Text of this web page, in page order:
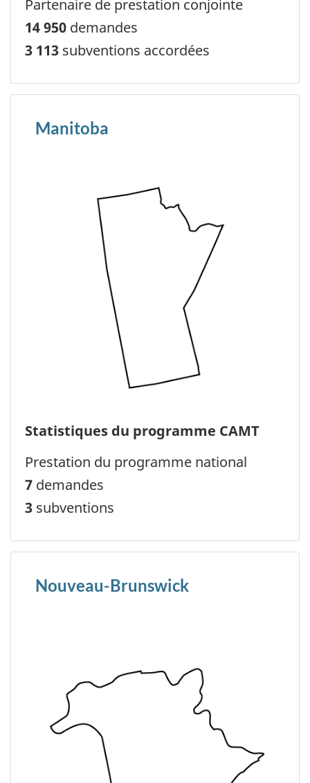
Partenaire de prestation conjointe
14 950 demandes
3 113 subventions accordées
Manitoba
Statistiques du programme CAMT
Prestation du programme national
7 demandes
3 subventions
Nouveau-Brunswick